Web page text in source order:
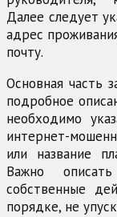
Далее следует
адрес
почту.
Основная часть
подробное
необходимо
интернет-
или название
Важно
собственные
порядке, не